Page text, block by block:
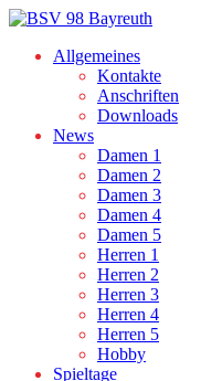
Allgemeines
Kontakte
Anschriften
Downloads
News
Damen 1
Damen 2
Damen 3
Damen 4
Damen 5
Herren 1
Herren 2
Herren 3
Herren 4
Herren 5
Hobby
Spieltage